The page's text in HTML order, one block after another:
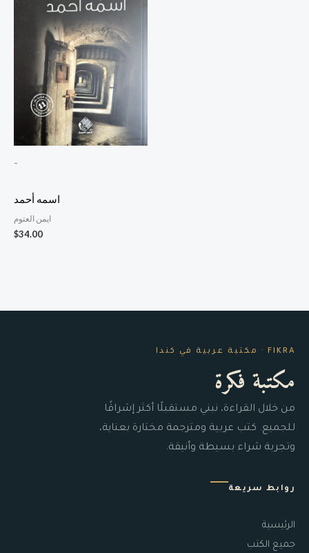
-
اسمه أحمد
ايمن العتوم
$34.00
FIKRA · مكتبة عربية في كندا
مكتبة فكرة
من خلال القراءة، نبني مستقبلًا أكثر إشراقًا
للجميع. كتب عربية ومترجمة مختارة بعناية،
وتجربة شراء بسيطة وأنيقة.
روابط سريعة
الرئيسية
جميع الكتب